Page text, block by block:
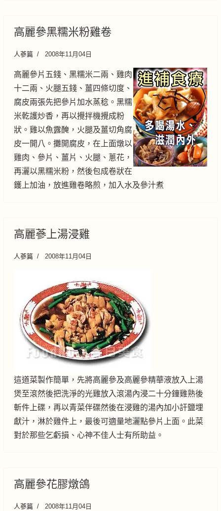
高麗參黑糯米粉雞卷
人蔘篇 2008年11月04日
高麗參片五錢、黑糯米二兩、雞肉
十二兩、火腿五錢、薑四條切度、
腐皮兩張先把參片加水蒸稔。黑糯
米乾護炒香，再以攪拌機攪成粉
狀。雞以魚露醃，火腿及薑切角腐
皮一開八。攤開腐皮，在上面燉以
雞肉、參片、薑片、火腿、蔥花，
再灑以黑糯米粉，然後包成卷狀在
鑊上加油，放進雞卷略煎，加入水及參汁煮
高麗蔘上湯浸雞
人蔘篇 2008年11月04日
這道菜製作簡單，先將高麗參及高麗參精華液放入上湯
煲至滾然後把洗淨的光雞放入滾湯內浸二十分鐘雞熟後
斬件上碟，再以青菜伴碟然後在浸雞的湯內加小訐鹽埋
獻汁，淋於雞件上，最後可適量地灑點參片上面。此菜
對於那些乞虧損、心神不佳人士有所助益。
高麗參花膠燉鴿
人蔘篇 2008年11月04日